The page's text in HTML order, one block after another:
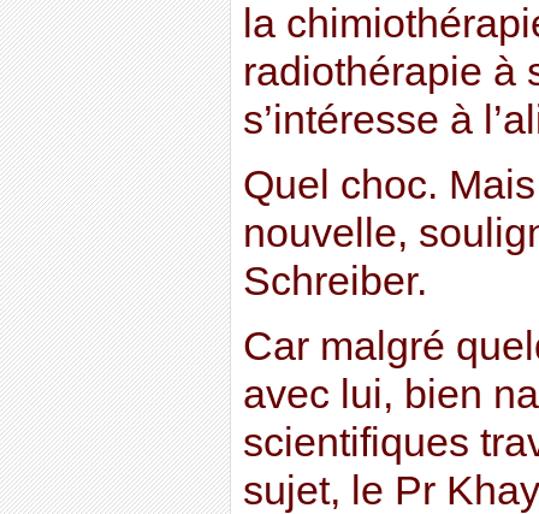
la
radiothérapie à
s’intéresse à
Quel choc.
nouvelle,
Schreiber.
Car malgré
avec lui, bien
scientifiques
sujet, le Pr